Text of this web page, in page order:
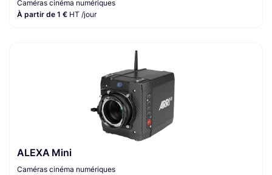
Caméras cinéma numériques
À partir de 1 € HT /jour
ALEXA Mini
Caméras cinéma numériques